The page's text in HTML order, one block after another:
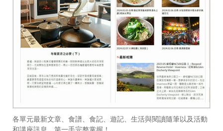
各單元最新文章、食譜、食記、遊記、生活與閱讀隨筆以及活動
和講座訊息，第一手完整掌握！